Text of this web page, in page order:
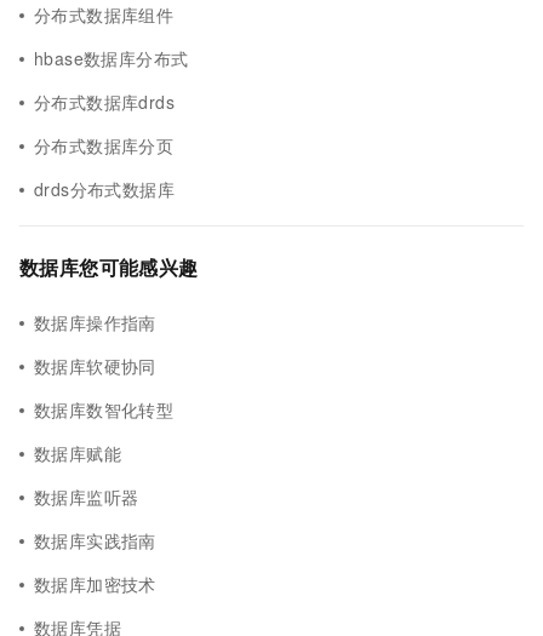
分布式数据库组件
hbase数据库分布式
分布式数据库drds
分布式数据库分页
drds分布式数据库
数据库您可能感兴趣
数据库操作指南
数据库软硬协同
数据库数智化转型
数据库赋能
数据库监听器
数据库实践指南
数据库加密技术
数据库凭据